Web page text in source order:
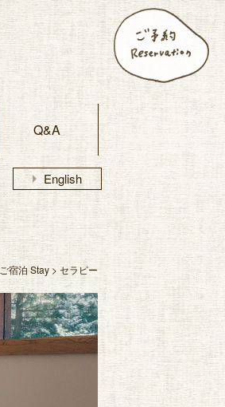
Q&A
arrow_rightEnglish
ご宿泊 Stay> セラピー